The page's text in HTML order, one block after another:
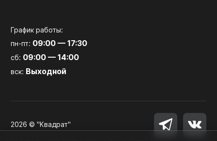
График работы:
пн-пт: 09:00 — 17:30
сб: 09:00 — 14:00
вск: Выходной
2026 © "Квадрат"